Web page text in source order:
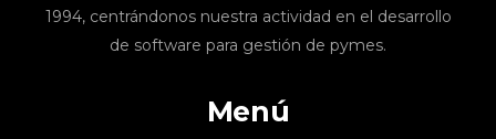
1994, centrándonos nuestra actividad en el desarrollo
de software para gestión de pymes.
Menú